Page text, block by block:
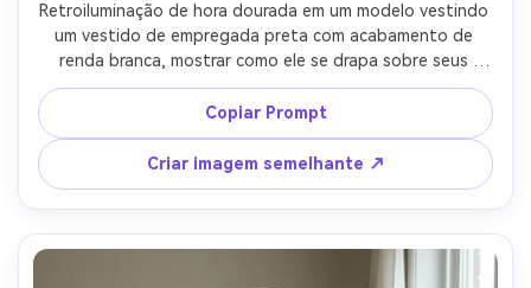
Retroiluminação de hora dourada em um modelo vestindo
um vestido de empregada preta com acabamento de
renda branca, mostrar como ele se drapa sobre seus
ombros com um corpete ajustado e gola estruturada,
configuração de pátio ao ar livre, 85mm f/1.8, corpo
inteiro com luz solar, humor romântico, textura realista da
pele, sombras naturais, alta resolução- -ar 4:5
Copiar Prompt
Criar imagem semelhante ↗